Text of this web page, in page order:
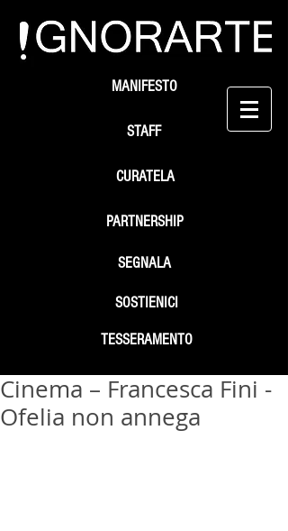
STAFF
SEGNALA
SOSTIENICI
MANIFESTO
PARTNERSHIP
TESSERAMENTO
CURATELA
Cinema – Francesca Fini -
Ofelia non annega